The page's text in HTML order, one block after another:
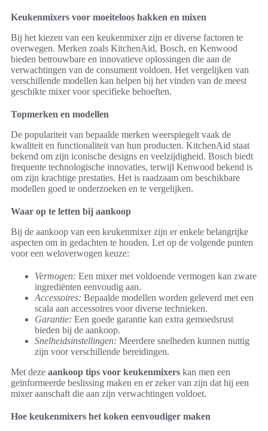
Keukenmixers voor moeiteloos hakken en mixen
Bij het kiezen van een keukenmixer zijn er diverse factoren te
overwegen. Merken zoals KitchenAid, Bosch, en Kenwood
bieden betrouwbare en innovatieve oplossingen die aan de
verwachtingen van de consument voldoen. Het vergelijken van
verschillende modellen kan helpen bij het vinden van de meest
geschikte mixer voor specifieke behoeften.
Topmerken en modellen
De populariteit van bepaalde merken weerspiegelt vaak de
kwaliteit en functionaliteit van hun producten. KitchenAid staat
bekend om zijn iconische designs en veelzijdigheid. Bosch biedt
frequente technologische innovaties, terwijl Kenwood bekend is
om zijn krachtige prestaties. Het is raadzaam om beschikbare
modellen goed te onderzoeken en te vergelijken.
Waar op te letten bij aankoop
Bij de aankoop van een keukenmixer zijn er enkele belangrijke
aspecten om in gedachten te houden. Let op de volgende punten
voor een weloverwogen keuze:
Vermogen: Een mixer met voldoende vermogen kan zware
ingrediënten eenvoudig aan.
Accessoires: Bepaalde modellen worden geleverd met een
scala aan accessoires voor diverse technieken.
Garantie: Een goede garantie kan extra gemoedsrust
bieden bij de aankoop.
Snelheidsinstellingen: Meerdere snelheden kunnen nuttig
zijn voor verschillende bereidingen.
Met deze aankoop tips voor keukenmixers kan men een
geïnformeerde beslissing maken en er zeker van zijn dat hij een
mixer aanschaft die aan zijn verwachtingen voldoet.
Hoe keukenmixers het koken eenvoudiger maken